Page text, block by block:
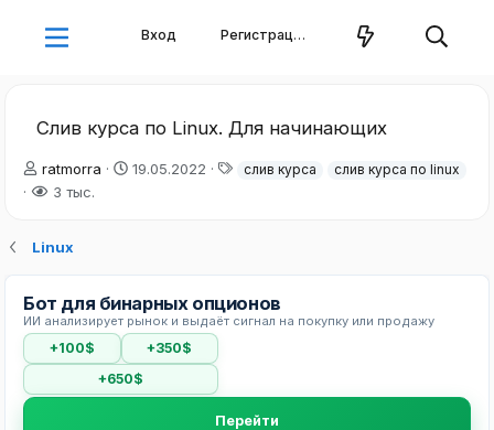
Вход Регистрация
Слив курса по Linux. Для начинающих
А
в
р
м
ы
ratmorra
Д
а
л
19.05.2022
Тслив курса слив курса по linux
3 тыс.
Linux
Бот для бинарных опционов
ИИ анализирует рынок и выдаёт сигнал на покупку или продажу
+100$
+350$
+650$
Перейти